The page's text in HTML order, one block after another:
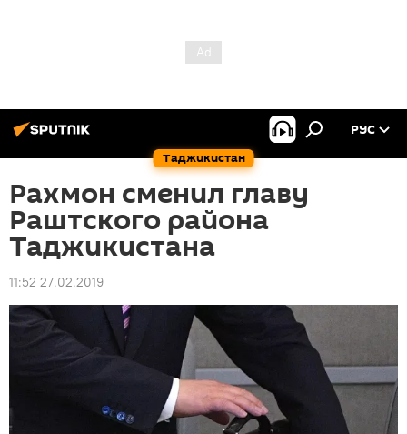
Таджикистан
РУС
Рахмон сменил главу
Раштского района
Таджикистана
11:52 27.02.2019